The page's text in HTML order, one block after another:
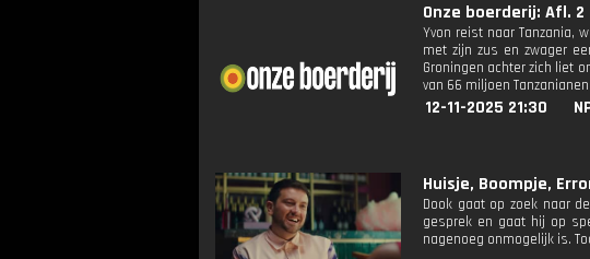
Onze boerderij: Afl. 2
Yvon reist naar Tanzania,
met zijn zus en zwager
Groningen achter zich liet
van 66 miljoen
12-11-2025 21:30
Huisje, Boompje,
Dook gaat op zoek naar
gesprek en gaat hij op
nagenoeg onmogelijk is.